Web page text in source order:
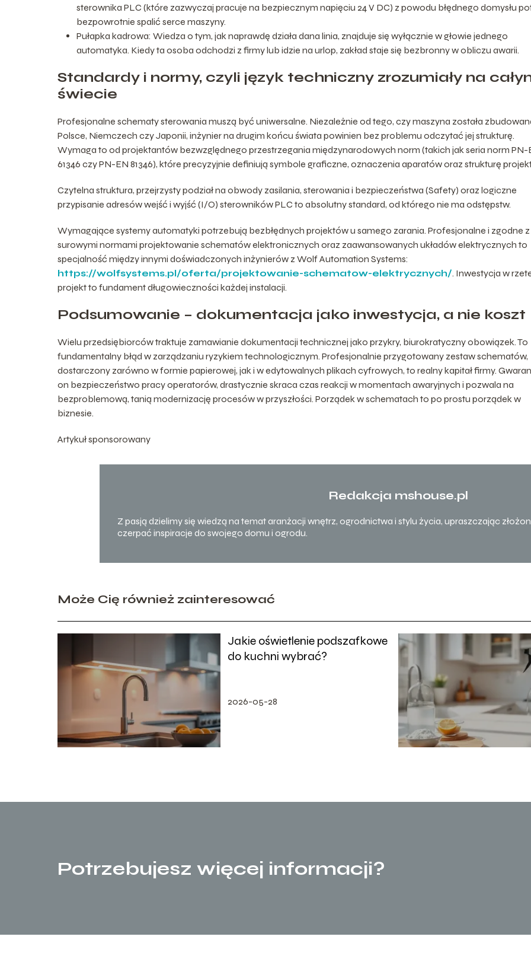
sterownika PLC (które zazwyczaj pracuje na bezpiecznym napięciu 24 V DC) z powodu błędnego domysłu
bezpowrotnie spalić serce maszyny.
Pułapka kadrowa: Wiedza o tym, jak naprawdę działa dana linia, znajduje się wyłącznie w głowie jednego
automatyka. Kiedy ta osoba odchodzi z firmy lub idzie na urlop, zakład staje się bezbronny w obliczu awarii.
Standardy i normy, czyli język techniczny zrozumiały na
świecie
Profesjonalne schematy sterowania muszą być uniwersalne. Niezależnie od tego, czy maszyna została
Polsce, Niemczech czy Japonii, inżynier na drugim końcu świata powinien bez problemu odczytać jej strukturę.
Wymaga to od projektantów bezwzględnego przestrzegania międzynarodowych norm (takich jak seria norm PN-
61346 czy PN-EN 81346), które precyzyjnie definiują symbole graficzne, oznaczenia aparatów oraz strukturę
Czytelna struktura, przejrzysty podział na obwody zasilania, sterowania i bezpieczeństwa (Safety) oraz logiczne
przypisanie adresów wejść i wyjść (I/O) sterowników PLC to absolutny standard, od którego nie ma odstępstw.
Wymagające systemy automatyki potrzebują bezbłędnych projektów u samego zarania. Profesjonalne i zgodne z
surowymi normami projektowanie schematów elektronicznych oraz zaawansowanych układów elektrycznych to
specjalność między innymi doświadczonych inżynierów z Wolf Automation Systems:
https://wolfsystems.pl/oferta/projektowanie-schematow-elektrycznych/. Inwestycja w
projekt to fundament długowieczności każdej instalacji.
Podsumowanie – dokumentacja jako inwestycja, a nie koszt
Wielu przedsiębiorców traktuje zamawianie dokumentacji technicznej jako przykry, biurokratyczny obowiązek. To
fundamentalny błąd w zarządzaniu ryzykiem technologicznym. Profesjonalnie przygotowany zestaw schematów,
dostarczony zarówno w formie papierowej, jak i w edytowalnych plikach cyfrowych, to realny kapitał firmy.
on bezpieczeństwo pracy operatorów, drastycznie skraca czas reakcji w momentach awaryjnych i pozwala na
bezproblemową, tanią modernizację procesów w przyszłości. Porządek w schematach to po prostu porządek w
biznesie.
Artykuł sponsorowany
Redakcja mshouse.pl
Z pasją dzielimy się wiedzą na temat aranżacji wnętrz, ogrodnictwa i stylu życia, upraszczając
czerpać inspiracje do swojego domu i ogrodu.
Może Cię również zainteresować
Jakie oświetlenie podszafkowe
do kuchni wybrać?
2026-05-28
Potrzebujesz więcej informacji?